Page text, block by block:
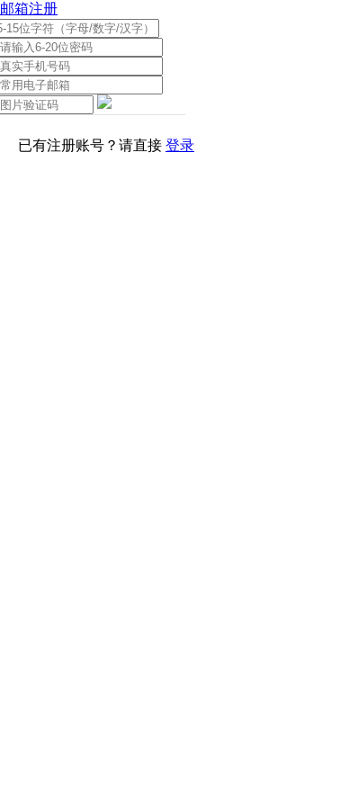
邮箱注册
已有注册账号？请直接 登录